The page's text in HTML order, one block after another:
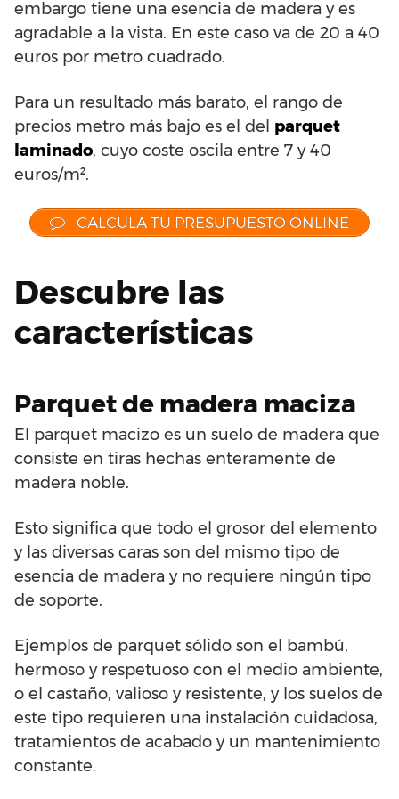
embargo tiene una esencia de madera y es
agradable a la vista. En este caso va de 20 a 40
euros por metro cuadrado.
Para un resultado más barato, el rango de
precios metro más bajo es el del parquet
laminado, cuyo coste oscila entre 7 y 40
euros/m².
CALCULA TU PRESUPUESTO ONLINE
Descubre las
características
Parquet de madera maciza
El parquet macizo es un suelo de madera que
consiste en tiras hechas enteramente de
madera noble.
Esto significa que todo el grosor del elemento
y las diversas caras son del mismo tipo de
esencia de madera y no requiere ningún tipo
de soporte.
Ejemplos de parquet sólido son el bambú,
hermoso y respetuoso con el medio ambiente,
o el castaño, valioso y resistente, y los suelos de
este tipo requieren una instalación cuidadosa,
tratamientos de acabado y un mantenimiento
constante.